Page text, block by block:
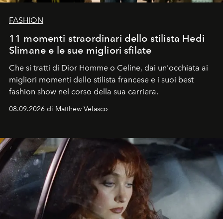
FASHION
11 momenti straordinari dello stilista Hedi
Slimane e le sue migliori sfilate
Che si tratti di Dior Homme o Celine, dai un'occhiata ai
migliori momenti dello stilista francese e i suoi best
fashion show nel corso della sua carriera.
08.09.2026 di Matthew Velasco